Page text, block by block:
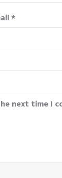
*
next time I